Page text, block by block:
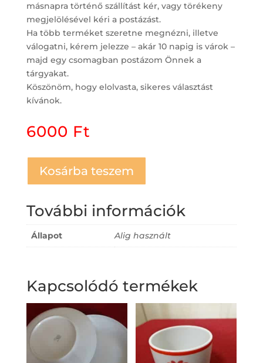
másnapra történő szállítást kér, vagy törékeny
megjelölésével kéri a postázást.
Ha több terméket szeretne megnézni, illetve
válogatni, kérem jelezze – akár 10 napig is várok –
majd egy csomagban postázom Önnek a
tárgyakat.
Köszönöm, hogy elolvasta, sikeres választást
kívánok.
6000 Ft
Kosárba teszem
További információk
Állapot Alig használt
Kapcsolódó termékek